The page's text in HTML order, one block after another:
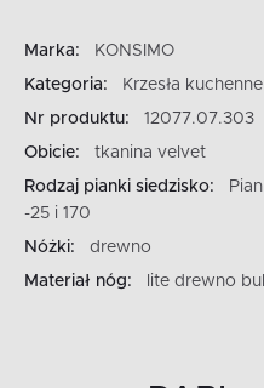
Marka:
KONSIMO
Kategoria:
Krzesła kuchenne
Nr produktu:
12077.07.303
Obicie:
tkanina velvet
Rodzaj pianki siedzisko:
-25 i 170
Nóżki:
drewno
Materiał nóg:
lite drewno